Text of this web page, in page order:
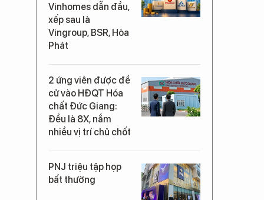
Vinhomes dẫn đầu,
xếp sau là
Vingroup, BSR, Hòa
Phát
2 ứng viên được đề
cử vào HĐQT Hóa
chất Đức Giang:
Đều là 8X, nắm
nhiều vị trí chủ chốt
PNJ triệu tập họp
bất thường